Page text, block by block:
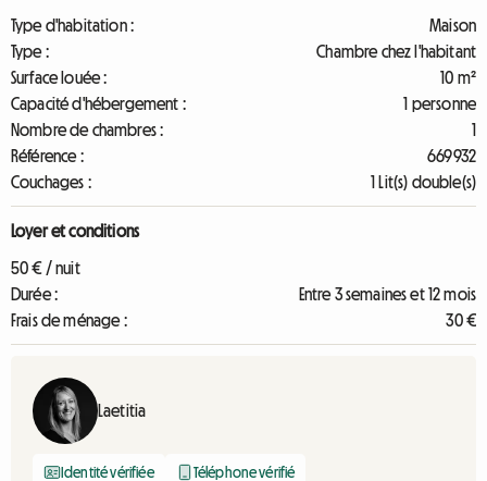
Type d'habitation :
Maison
Type :
Chambre chez l'habitant
Surface louée :
10 m²
Capacité d'hébergement :
1 personne
Nombre de chambres :
1
Référence :
669932
Couchages :
1 Lit(s) double(s)
Loyer et conditions
50 € / nuit
Durée :
Entre 3 semaines et 12 mois
Frais de ménage :
30 €
Laetitia
Identité vérifiée Téléphone vérifié